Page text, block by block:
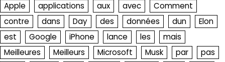
Apple applications aux avec
Comment
contre
dans Day des données dun
Elon
est
Google iPhone lance les
mais
Meilleures
Meilleurs Microsoft Musk par
pas